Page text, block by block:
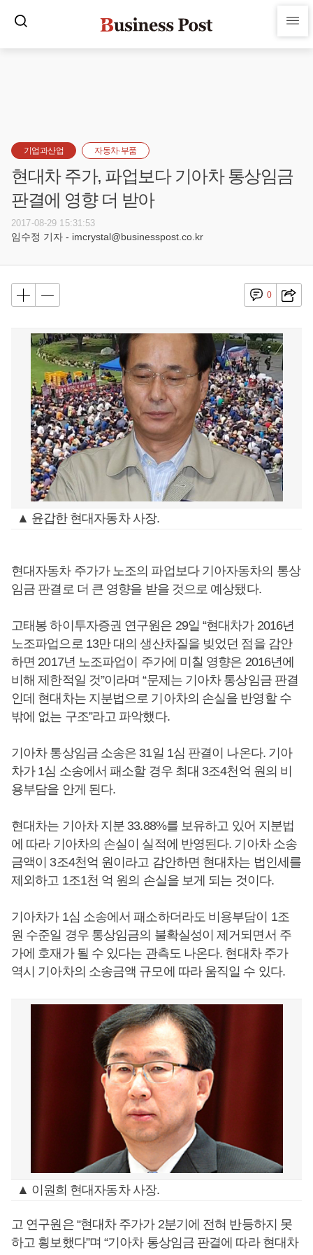
기업과산업 자동차·부품
현대차 주가, 파업보다 기아차 통상임금
판결에 영향 더 받아
2017-08-29 15:31:53
임수정 기자 - imcrystal@businesspost.co.kr
0
▲ 윤갑한 현대자동차 사장.
현대자동차 주가가 노조의 파업보다 기아자동차의 통상
임금 판결로 더 큰 영향을 받을 것으로 예상됐다.
고태봉 하이투자증권 연구원은 29일 “현대차가 2016년
노조파업으로 13만 대의 생산차질을 빚었던 점을 감안
하면 2017년 노조파업이 주가에 미칠 영향은 2016년에
비해 제한적일 것”이라며 “문제는 기아차 통상임금 판결
인데 현대차는 지분법으로 기아차의 손실을 반영할 수
밖에 없는 구조”라고 파악했다.
기아차 통상임금 소송은 31일 1심 판결이 나온다. 기아
차가 1심 소송에서 패소할 경우 최대 3조4천억 원의 비
용부담을 안게 된다.
현대차는 기아차 지분 33.88%를 보유하고 있어 지분법
에 따라 기아차의 손실이 실적에 반영된다. 기아차 소송
금액이 3조4천억 원이라고 감안하면 현대차는 법인세를
제외하고 1조1천 억 원의 손실을 보게 되는 것이다.
기아차가 1심 소송에서 패소하더라도 비용부담이 1조
원 수준일 경우 통상임금의 불확실성이 제거되면서 주
가에 호재가 될 수 있다는 관측도 나온다. 현대차 주가
역시 기아차의 소송금액 규모에 따라 움직일 수 있다.
▲ 이원희 현대자동차 사장.
고 연구원은 “현대차 주가가 2분기에 전혀 반등하지 못
하고 횡보했다”며 “기아차 통상임금 판결에 따라 현대차